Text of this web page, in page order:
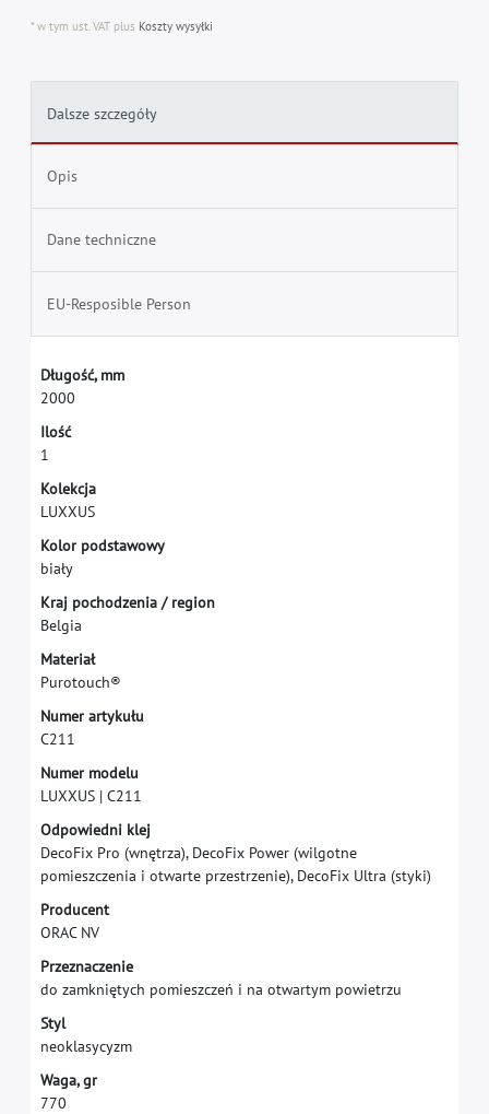
* w tym ust. VAT plus Koszty wysyłki
Dalsze szczegóły
Opis
Dane techniczne
EU-Resposible Person
Długość, mm
2000
Ilość
1
Kolekcja
LUXXUS
Kolor podstawowy
biały
Kraj pochodzenia / region
Belgia
Materiał
Purotouch®
Numer artykułu
C211
Numer modelu
LUXXUS | C211
Odpowiedni klej
DecoFix Pro (wnętrza), DecoFix Power (wilgotne
pomieszczenia i otwarte przestrzenie), DecoFix Ultra (styki)
Producent
ORAC NV
Przeznaczenie
do zamkniętych pomieszczeń i na otwartym powietrzu
Styl
neoklasycyzm
Waga, gr
770